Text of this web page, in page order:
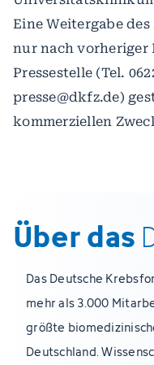
Eine Weitergabe
nur nach vorheriger
Pressestelle (Tel.
presse@dkfz.de)
kommerziellen
Über das
Das Deutsche
mehr als 3.000
größte
Deutschland.